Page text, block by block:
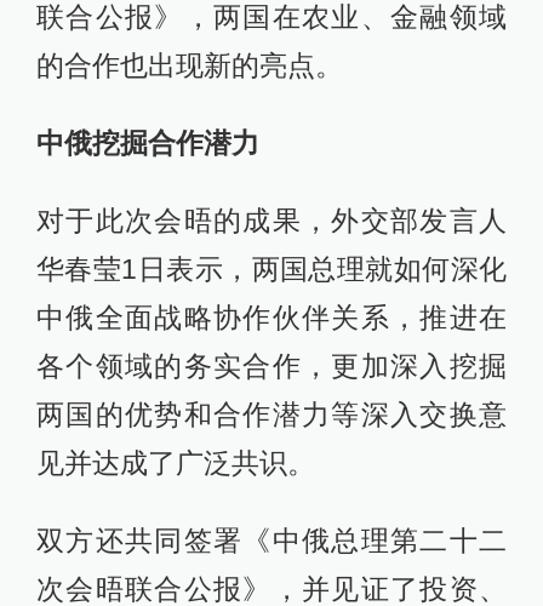
联合公报》，两国在农业、金融领域
的合作也出现新的亮点。
中俄挖掘合作潜力
对于此次会晤的成果，外交部发言人
华春莹1日表示，两国总理就如何深化
中俄全面战略协作伙伴关系，推进在
各个领域的务实合作，更加深入挖掘
两国的优势和合作潜力等深入交换意
见并达成了广泛共识。
双方还共同签署《中俄总理第二十二
次会晤联合公报》，并见证了投资、